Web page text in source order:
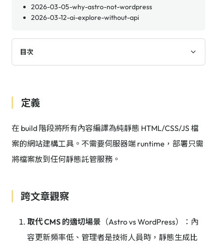
2026-03-05-why-astro-not-wordpress
2026-03-12-ai-explore-without-api
目次
定義
在 build 階段將所有內容編譯為純靜態 HTML/CSS/JS 檔
案的網站建構工具。不需要伺服器端 runtime，部署只需
將檔案放到任何靜態託管服務。
跨文章觀察
取代 CMS 的適切場景 （Astro vs WordPress）：內
容更新頻率低、管理者是技術人員時，靜態生成比